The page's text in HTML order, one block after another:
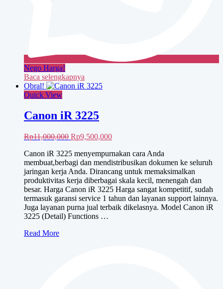
Nego Harga!
Baca selengkapnya
Obral!
Quick View
Canon iR 3225
Rp11,000,000 Harga
adalah:
Rp11,000,000.
Rp9,500,000Harga
ini
adalah:
Rp9,500,000.
Canon iR 3225 menyempurnakan cara Anda
membuat,berbagi dan mendistribusikan dokumen ke seluruh
jaringan kerja Anda. Dirancang untuk memaksimalkan
produktivitas kerja diberbagai skala kecil, menengah dan
besar. Harga Canon iR 3225 Harga sangat kompetitif, sudah
termasuk garansi service 1 tahun dan layanan support lainnya.
Juga layanan purna jual terbaik dikelasnya. Model Canon iR
3225 (Detail) Functions …
Canon
Read More